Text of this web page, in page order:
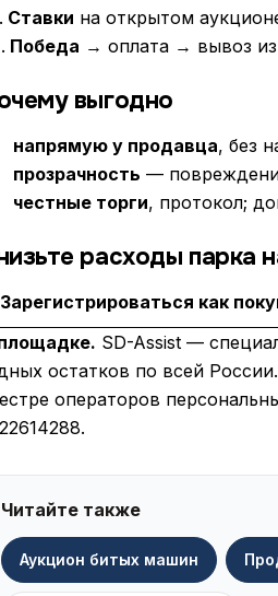
Ставки на открытом
Победа → оплата → вывоз из
выгодно
напрямую у продавца, без
прозрачность —
честные торги, протокол;
расходы парка
как
SD-Assist —
остатков по всей
операторов
Читайте также
Аукцион битых машин